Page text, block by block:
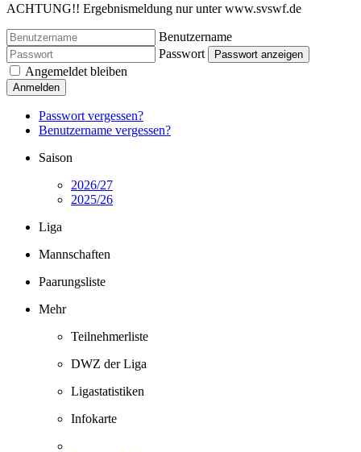
ACHTUNG!! Ergebnismeldung nur unter www.svswf.de
Benutzername
Passwort
Passwort anzeigen
Angemeldet bleiben
Anmelden
Passwort vergessen?
Benutzername vergessen?
Saison
2026/27
2025/26
Liga
Mannschaften
Paarungsliste
Mehr
Teilnehmerliste
DWZ der Liga
Ligastatistiken
Infokarte